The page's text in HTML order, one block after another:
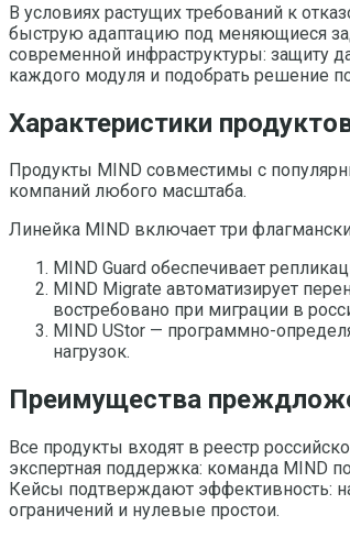
В условиях растущих требований к
быструю адаптацию под меняющиеся
современной инфраструктуры: защиту
каждого модуля и подобрать решение
Характеристики
Продукты MIND совместимы с
компаний любого масштаба.
Линейка MIND включает три
MIND Guard обеспечивает
MIND Migrate автоматизирует
востребовано при миграции в
MIND UStor — программно-
нагрузок.
Преимущества
Все продукты входят в реестр
экспертная поддержка: команда MIND
Кейсы подтверждают эффективность:
ограничений и нулевые простои.